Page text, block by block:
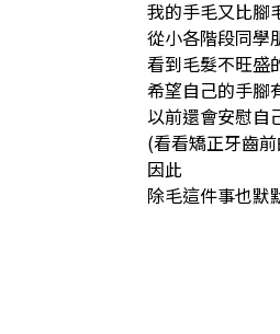
我的手毛又比腳
從小各階段同學
看到毛髮不旺盛
希望自己的手腳
以前還會安慰自
(看看矯正牙齒
因此
除毛這件事也默